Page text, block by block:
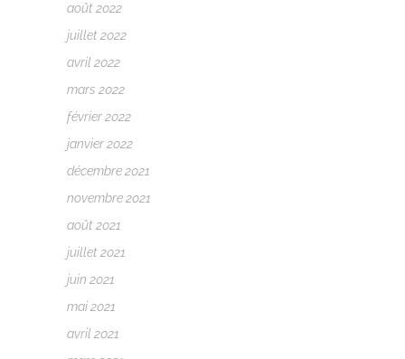
août 2022
juillet 2022
avril 2022
mars 2022
février 2022
janvier 2022
décembre 2021
novembre 2021
août 2021
juillet 2021
juin 2021
mai 2021
avril 2021